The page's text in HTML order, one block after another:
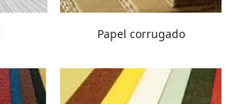
Papel corrugado